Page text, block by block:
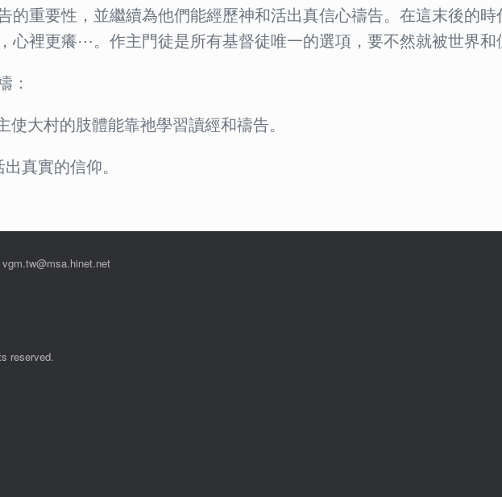
的重要性，並繼續為他們能經歷神和活出真信心禱告。在這末後的時
心裡更癢⋯。作主門徒是所有基督徒唯一的選項，要不然就被世界和
：
使大村的肢體能靠祂學習讀經和禱告。
真實的信仰。
reserved.